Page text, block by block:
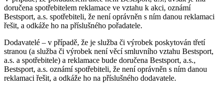
doručena spotřebitelem reklamace ve vztahu k akci, oznámí
Bestsport, a.s. spotřebiteli, že není oprávněn s ním danou reklamaci
řešit, a odkáže ho na příslušného pořadatele.
Dodavatelé – v případě, že je služba či výrobek poskytován třetí
stranou (a služba či výrobek není věcí smluvního vztahu Bestsport,
a.s. a spotřebitele) a reklamace bude doručena Bestsport, a.s.,
Bestsport, a.s. oznámí spotřebiteli, že není oprávněn s ním danou
reklamaci řešit, a odkáže ho na příslušného dodavatele.